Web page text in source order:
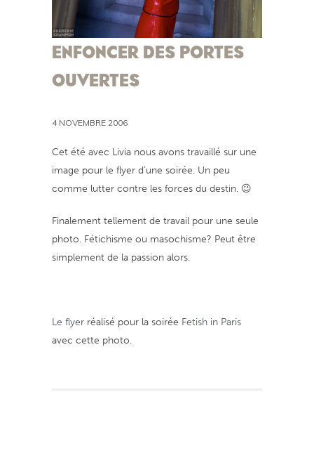
ENFONCER DES PORTES
OUVERTES
4 NOVEMBRE 2006
Cet été avec Livia nous avons travaillé sur une
image pour le flyer d’une soirée. Un peu
comme lutter contre les forces du destin. 😉
Finalement tellement de travail pour une seule
photo. Fétichisme ou masochisme? Peut être
simplement de la passion alors.
Le flyer réalisé pour la soirée Fetish in Paris
avec cette photo.